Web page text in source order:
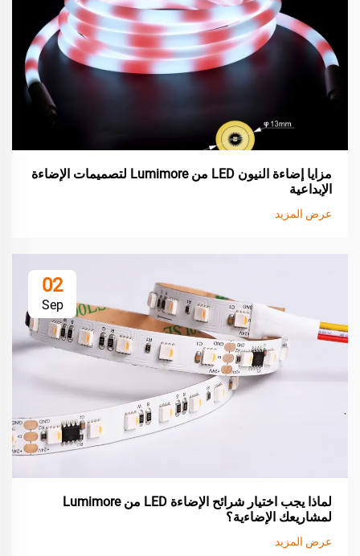
مزايا إضاءة النيون LED من Lumimore لتصميمات الإضاءة
الإبداعية
عرض المزيد
02
Sep
لماذا يجب اختيار شرائح الإضاءة LED من Lumimore
لمشاريعك الإضاءية؟
عرض المزيد